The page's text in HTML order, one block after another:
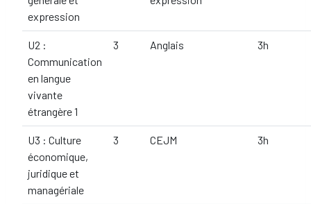
expression
U2 :
Communication
en langue
vivante
étrangère 1
3 Anglais 3h
U3 : Culture
économique,
juridique et
managériale
3 CEJM 3h